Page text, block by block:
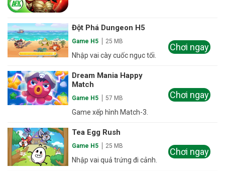
Đột Phá Dungeon H5
Game H5 25 MB
Nhập vai cày cuốc ngục tối.
Chơi ngay
Dream Mania Happy
Match
Game H5 57 MB
Game xếp hình Match-3.
Chơi ngay
Tea Egg Rush
Game H5 25 MB
Nhập vai quả trứng đi cảnh.
Chơi ngay